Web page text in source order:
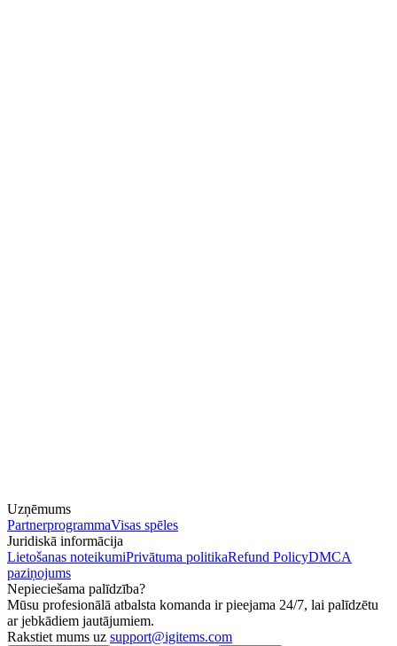
Uzņēmums
PartnerprogrammaVisas spēles
Juridiskā informācija
Lietošanas noteikumiPrivātuma politikaRefund PolicyDMCA
paziņojums
Nepieciešama palīdzība?
Mūsu profesionālā atbalsta komanda ir pieejama 24/7, lai palīdzētu
ar jebkādiem jautājumiem.
Rakstiet mums uz support@igitems.com